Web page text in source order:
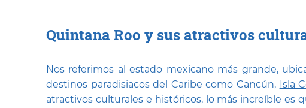
Quintana Roo y sus atractivos
Nos referimos al estado mexicano más grande,
destinos paradisiacos del Caribe como Cancún, Isla
atractivos culturales e históricos, lo más increíble es